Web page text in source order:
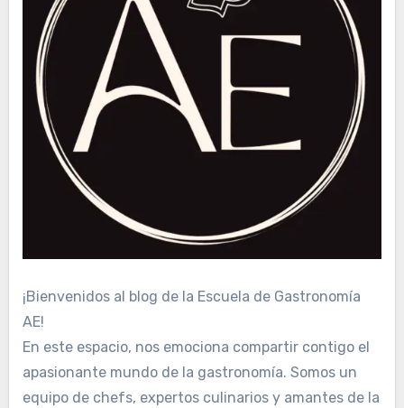
¡Bienvenidos al blog de la Escuela de Gastronomía
AE!
En este espacio, nos emociona compartir contigo el
apasionante mundo de la gastronomía. Somos un
equipo de chefs, expertos culinarios y amantes de la